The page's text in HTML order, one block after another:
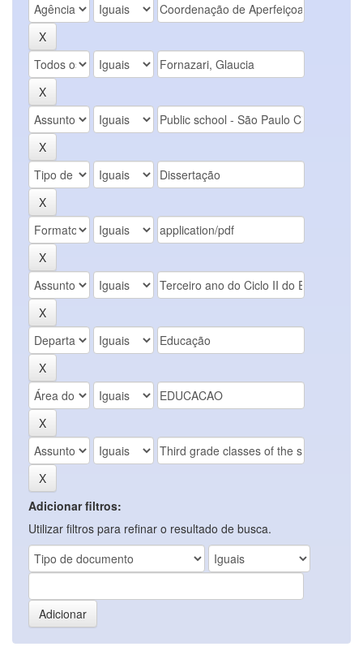
Adicionar filtros:
Utilizar filtros para refinar o resultado de busca.